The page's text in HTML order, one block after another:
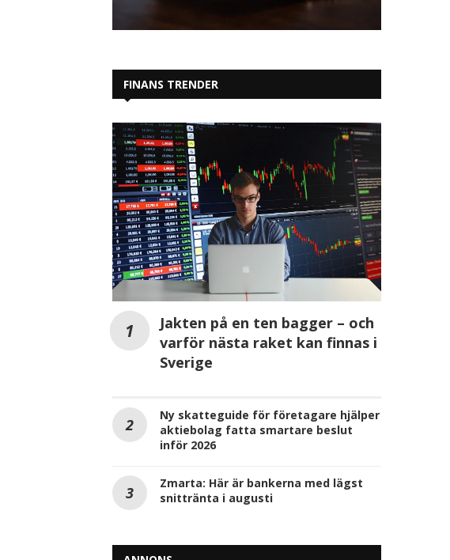
FINANS TRENDER
Jakten på en ten bagger – och
varför nästa raket kan finnas i
Sverige
Ny skatteguide för företagare hjälper
aktiebolag fatta smartare beslut
inför 2026
Zmarta: Här är bankerna med lägst
snittränta i augusti